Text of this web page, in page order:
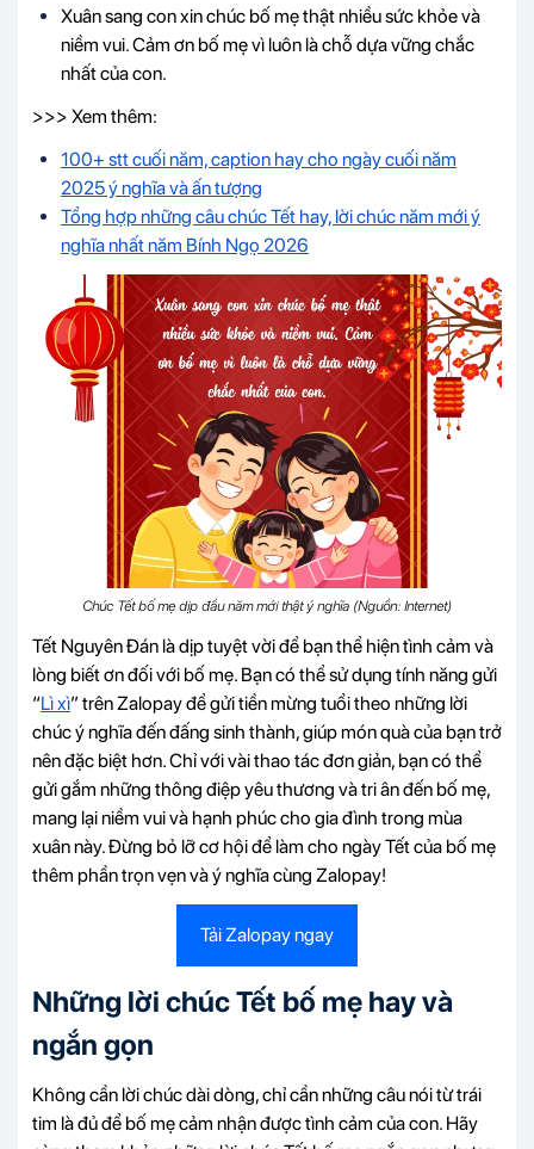
Xuân sang con xin chúc bố mẹ thật nhiều sức khỏe và
niềm vui. Cảm ơn bố mẹ vì luôn là chỗ dựa vững chắc
nhất của con.
>>> Xem thêm:
100+ stt cuối năm, caption hay cho ngày cuối năm
2025 ý nghĩa và ấn tượng
Tổng hợp những câu chúc Tết hay, lời chúc năm mới ý
nghĩa nhất năm Bính Ngọ 2026
Chúc Tết bố mẹ dịp đầu năm mới thật ý nghĩa (Nguồn: Internet)
Tết Nguyên Đán là dịp tuyệt vời để bạn thể hiện tình cảm và
lòng biết ơn đối với bố mẹ. Bạn có thể sử dụng tính năng gửi
“Lì xì” trên Zalopay để gửi tiền mừng tuổi theo những lời
chúc ý nghĩa đến đấng sinh thành, giúp món quà của bạn trở
nên đặc biệt hơn. Chỉ với vài thao tác đơn giản, bạn có thể
gửi gắm những thông điệp yêu thương và tri ân đến bố mẹ,
mang lại niềm vui và hạnh phúc cho gia đình trong mùa
xuân này. Đừng bỏ lỡ cơ hội để làm cho ngày Tết của bố mẹ
thêm phần trọn vẹn và ý nghĩa cùng Zalopay!
Tải Zalopay ngay
Những lời chúc Tết bố mẹ hay và
ngắn gọn
Không cần lời chúc dài dòng, chỉ cần những câu nói từ trái
tim là đủ để bố mẹ cảm nhận được tình cảm của con. Hãy